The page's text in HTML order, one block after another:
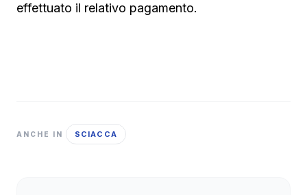
effettuato il relativo pagamento.
ANCHE IN SCIACCA